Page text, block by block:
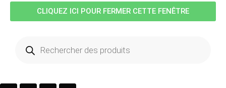
CLIQUEZ ICI POUR FERMER CETTE FENÊTRE